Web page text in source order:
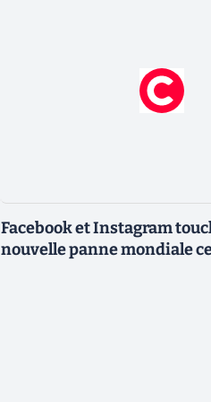
Facebook et Instagram
nouvelle panne mondiale